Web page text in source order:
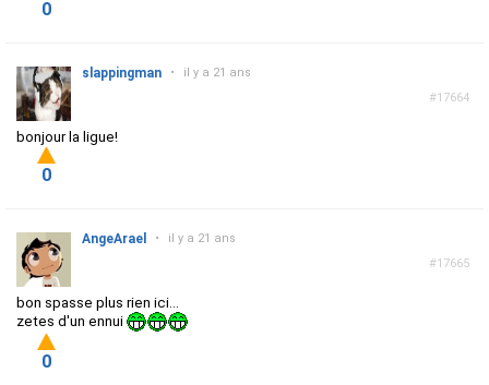
0
#17664
slappingman • il y a 21 ans
bonjour la ligue!
0
#17665
AngeArael • il y a 21 ans
bon spasse plus rien ici...
zetes d'un ennui
0